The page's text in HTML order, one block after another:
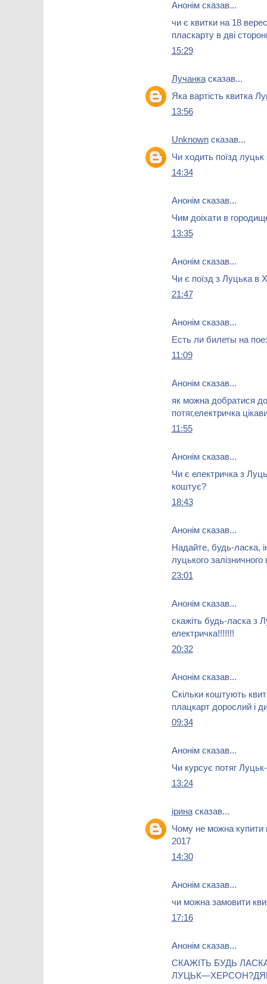
Анонім сказав...
чи є квитки на 18
пласкарту в дві
15:29
Лучанкасказав...
Яка вартість квитка
13:56
Unknownсказав...
Чи ходить поїзд
14:34
Анонім сказав...
Чим доіхати в
13:35
Анонім сказав...
Чи є поїзд з Луцька в
21:47
Анонім сказав...
Есть ли билеты на
11:09
Анонім сказав...
як можна добратися
потяг,електричка
11:55
Анонім сказав...
Чи є електричка з
коштує?
18:43
Анонім сказав...
Надайте, будь-ласка,
луцького залізничного
23:01
Анонім сказав...
скажіть будь-ласка з
електричка!!!!!!!
20:32
Анонім сказав...
Скільки коштують
плацкарт дорослий і
09:34
Анонім сказав...
Чи курсує потяг
13:24
іринасказав...
Чому не можна купити
2017
14:30
Анонім сказав...
чи можна замовити
17:16
Анонім сказав...
СКАЖІТЬ БУДЬ